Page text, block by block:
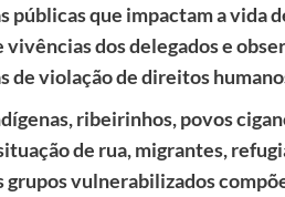
que impactam a vida
dos delegados e
de violação de direitos
ribeirinhos, povos
de rua, migrantes,
grupos vulnerabilizados